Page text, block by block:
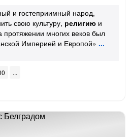
и гостеприимный народ,
свою культуру, религию и
протяжении многих веков был
Империей и Европой»